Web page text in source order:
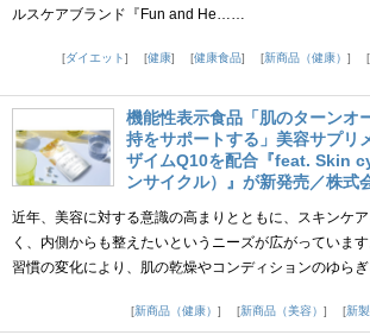
ルスケアブランド『Fun and He……
ダイエット
健康 健康食品 新商品（健康）
機能性表示食品「肌のターンオ
持をサポートする」美容サプリ
ザイムQ10を配合『feat. Skin
ンサイクル）』が新発売／株式
近年、美容に対する意識の高まりとともに、スキンケ
く、内側からも整えたいというニーズが広がっていま
習慣の変化により、肌の乾燥やコンディションのゆら
新商品（健康）
新商品（美容） 新